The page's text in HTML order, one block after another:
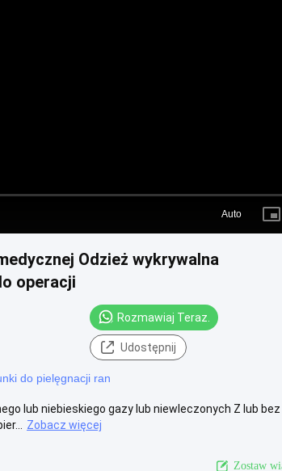
Auto
Odzież wykrywalna
operacji
Rozmawiaj Teraz.
Udostępnij
do pielęgnacji ran
lub niebieskiego gazy lub niewleczonych Z lub bez
Zobacz więcej
Zostaw